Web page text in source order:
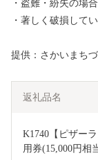
・盗難・紛失の場
・著しく破損して
提供：さかいまち
返礼品名
K1740【ピザー
用券(15,000円相